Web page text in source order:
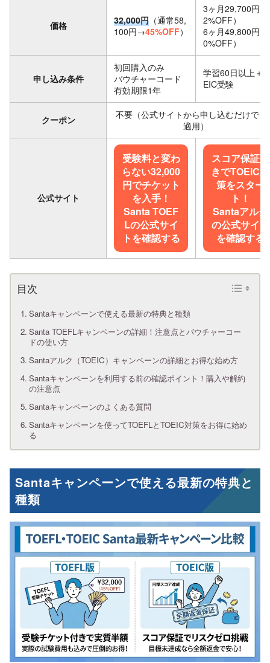
価格 32,000円 （通常58,
100円→45%OFF）
3ヶ月29,700円
2%OFF）
6ヶ月49,800円
0%OFF）
申し込み条件
初回購入のみ
バウチャーコード
有効期限1年
学習60日以上＋
EIC受験
クーポン
不要（公式サイトから申し込むだけで自
適用）
公式サイト
受験料と変わ
らない32,000
円でチケット
を入手！
Santa TOEF
Lの公式サイ
トを確認する
スコア保証付
きでTOEIC対
策をスター
ト！
Santaアルク
の公式サイト
を確認する
Santaキャンペーンで使える最新の特典と種類
Santa TOEFLキャンペーンの詳細！注意点とバウチャーコー
ドの使い方
Santaアルク（TOEIC）キャンペーンの詳細とお得な始め方
Santaキャンペーンを利用する前の確認ポイント！購入や解約
の注意点
Santaキャンペーンのよくある質問
Santaキャンペーンを使ってTOEFLとTOEIC対策をお得に始め
る
Santaキャンペーンで使える最新の特典と
種類